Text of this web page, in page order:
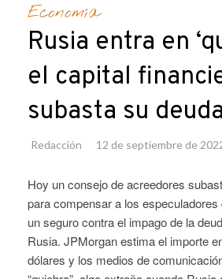
Economía
Rusia entra en
el capital
subasta su deuda
Redacción 12 de septiembre de
Hoy un consejo de acreedores
para compensar a los especuladores
un seguro contra el impago de la
Rusia. JPMorgan estima el importe
dólares y los medios de